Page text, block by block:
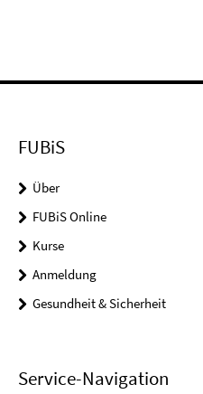
FUBiS
Über
FUBiS Online
Kurse
Anmeldung
Gesundheit & Sicherheit
Service-Navigation